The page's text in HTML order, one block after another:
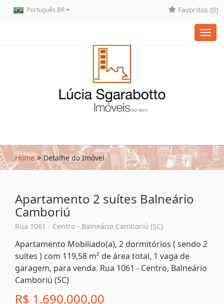
Português BR Favoritos (0)
Home Detalhe do Imóvel
Apartamento 2 suítes Balneário
Camboriú
Rua 1061 - Centro - Balneário Camboriú (SC)
Apartamento Mobiliado(a), 2 dormitórios ( sendo 2
suítes ) com 119,58 m² de área total, 1 vaga de
garagem, para venda. Rua 1061 - Centro, Balneário
Camboriú (SC)
R$ 1.690.000,00